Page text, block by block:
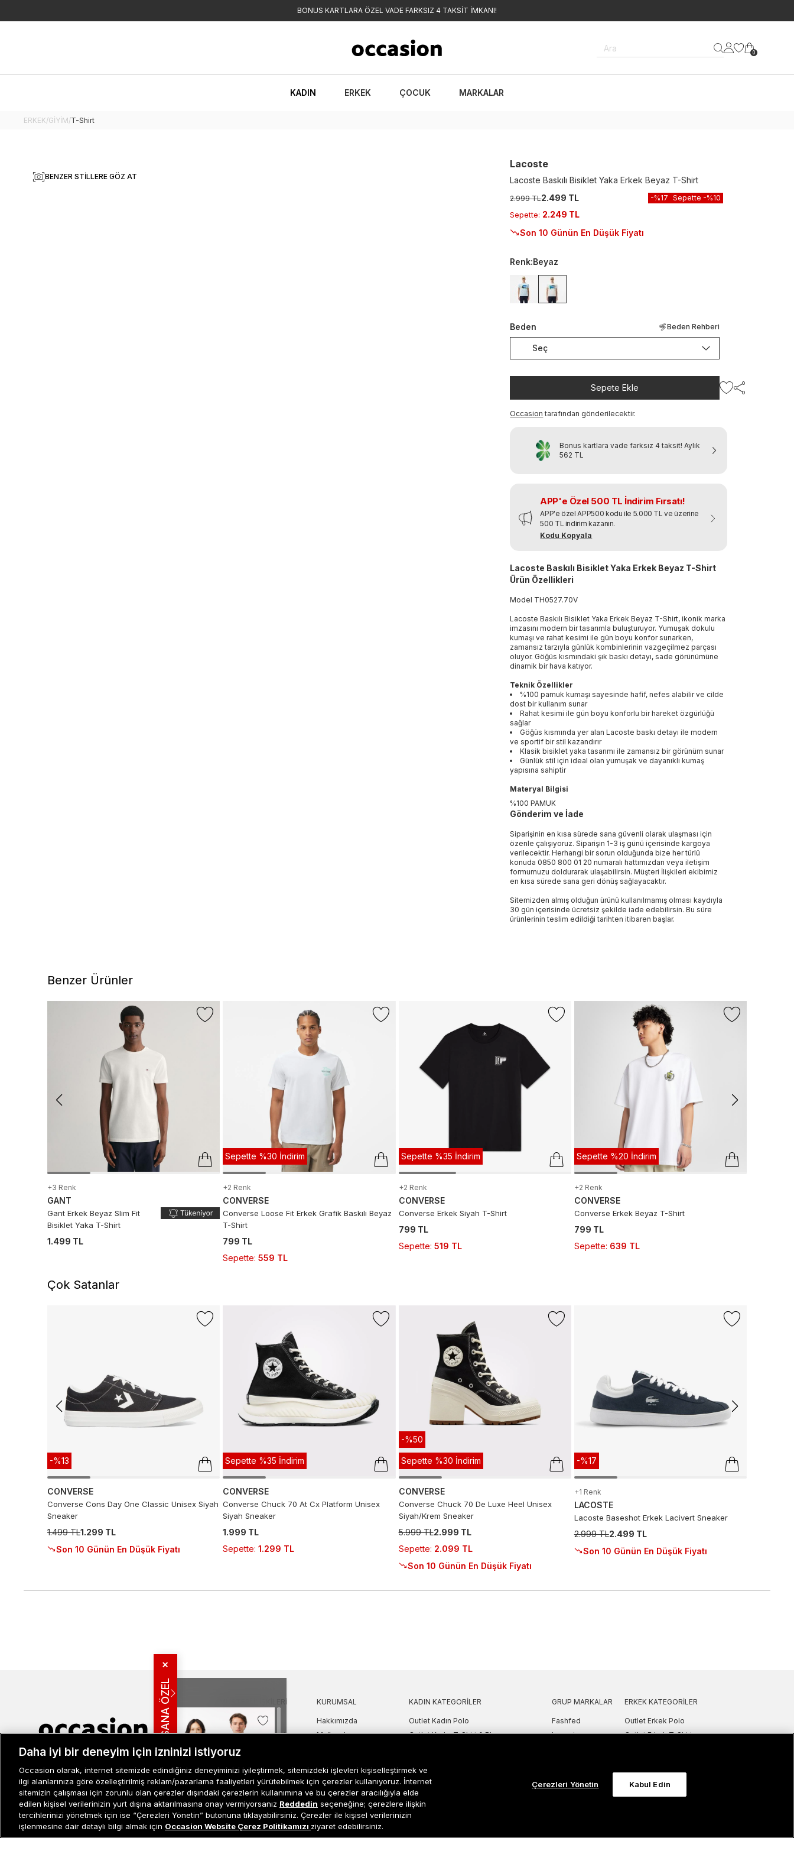
BONUS KARTLARA ÖZEL VADE FARKSIZ 4 TAKSİT İMKANI!
Ara 0
KADIN ERKEK ÇOCUK MARKALAR
ERKEK/GİYİM/T-Shirt
BENZER STILLERE GÖZ AT
Lacoste
Lacoste Baskılı Bisiklet Yaka Erkek Beyaz T-Shirt
2.999 TL2.499 TL -%17 Sepette -%10
Sepette: 2.249 TL
Son 10 Günün En Düşük Fiyatı
Renk:Beyaz
Beden Beden Rehberi
Seç
Sepete Ekle
Occasion tarafından gönderilecektir.
Bonus kartlara vade farksız 4 taksit! Aylık
562 TL
APP'e Özel 500 TL İndirim Fırsatı!
APP'e özel APP500 kodu ile 5.000 TL ve üzerine
500 TL indirim kazanın.
Kodu Kopyala
Lacoste Baskılı Bisiklet Yaka Erkek Beyaz T-Shirt
Ürün Özellikleri
Model TH0527.70V
Lacoste Baskılı Bisiklet Yaka Erkek Beyaz T-Shirt, ikonik marka
imzasını modern bir tasarımla buluşturuyor. Yumuşak dokulu
kumaşı ve rahat kesimi ile gün boyu konfor sunarken,
zamansız tarzıyla günlük kombinlerinin vazgeçilmez parçası
oluyor. Göğüs kısmındaki şık baskı detayı, sade görünümüne
dinamik bir hava katıyor.
Teknik Özellikler
%100 pamuk kumaşı sayesinde hafif, nefes alabilir ve cilde
dost bir kullanım sunar
Rahat kesimi ile gün boyu konforlu bir hareket özgürlüğü
sağlar
Göğüs kısmında yer alan Lacoste baskı detayı ile modern
ve sportif bir stil kazandırır
Klasik bisiklet yaka tasarımı ile zamansız bir görünüm sunar
Günlük stil için ideal olan yumuşak ve dayanıklı kumaş
yapısına sahiptir
Materyal Bilgisi
%100 PAMUK
Gönderim ve İade
Siparişinin en kısa sürede sana güvenli olarak ulaşması için
özenle çalışıyoruz. Siparişin 1-3 iş günü içerisinde kargoya
verilecektir. Herhangi bir sorun olduğunda bize her türlü
konuda 0850 800 01 20 numaralı hattımızdan veya iletişim
formumuzu doldurarak ulaşabilirsin. Müşteri İlişkileri ekibimiz
en kısa sürede sana geri dönüş sağlayacaktır.
Sitemizden almış olduğun ürünü kullanılmamış olması kaydıyla
30 gün içerisinde ücretsiz şekilde iade edebilirsin. Bu süre
ürünlerinin teslim edildiği tarihten itibaren başlar.
Benzer Ürünler
+3 Renk
GANT
Gant Erkek Beyaz Slim Fit
Bisiklet Yaka T-Shirt
1.499 TL
Sepette %30 İndirim
+2 Renk
CONVERSE
Converse Loose Fit Erkek Grafik Baskılı Beyaz
T-Shirt
799 TL
Sepette: 559 TL
Sepette %35 İndirim
+2 Renk
CONVERSE
Converse Erkek Siyah T-Shirt
799 TL
Sepette: 519 TL
Sepette %20 İndirim
+2 Renk
CONVERSE
Converse Erkek Beyaz T-Shirt
799 TL
Sepette: 639 TL
Çok Satanlar
-%13
CONVERSE
Converse Cons Day One Classic Unisex Siyah
Sneaker
1.499 TL1.299 TL
Son 10 Günün En Düşük Fiyatı
Sepette %35 İndirim
CONVERSE
Converse Chuck 70 At Cx Platform Unisex
Siyah Sneaker
1.999 TL
Sepette: 1.299 TL
-%50
Sepette %30 İndirim
CONVERSE
Converse Chuck 70 De Luxe Heel Unisex
Siyah/Krem Sneaker
5.999 TL2.999 TL
Sepette: 2.099 TL
Son 10 Günün En Düşük Fiyatı
-%17
+1 Renk
LACOSTE
Lacoste Baseshot Erkek Lacivert Sneaker
2.999 TL2.499 TL
Son 10 Günün En Düşük Fiyatı
Müşteri İlişkileri0 850 800 01 20
MÜŞTERI İLIŞKILERI
Bize Ulaşın
Sıkça Sorulan Sorular
İade ve İptal Politikası
Kullanım Şartları
Aydınlatma Metni
Site Haritası
Misafir Üye Sipariş Takip
KURUMSAL
Hakkımızda
Mağazalarımız
Çerez Ayarları
KADIN KATEGORILER
Outlet Kadın Polo
Outlet Kadın T-Shirt & Bluz
Outlet Kadın Elbise
Outlet Kadın Yelek
Outlet Kadın Mont & Ceket
Outlet Kadın Spor Ayakkabı & Sneaker
GRUP MARKALAR
Fashfed
Lacoste
ERKEK KATEGORILER
Outlet Erkek Polo
Outlet Erkek T-Shirt
Daha iyi bir deneyim için izninizi istiyoruz
Occasion olarak, internet sitemizde edindiğiniz deneyiminizi iyileştirmek, sitemizdeki işlevleri kişiselleştirmek ve
ilgi alanlarınıza göre özelleştirilmiş reklam/pazarlama faaliyetleri yürütebilmek için çerezler kullanıyoruz. İnternet
sitemizin çalışması için zorunlu olan çerezler dışındaki çerezlerin kullanımına ve bu çerezler aracılığıyla elde
edilen kişisel verilerinizin yurt dışına aktarılmasına onay vermiyorsanız Reddedin seçeneğine; çerezlere ilişkin
tercihlerinizi yönetmek için ise “Çerezleri Yönetin” butonuna tıklayabilirsiniz. Çerezler ile kişisel verilerinizin
işlenmesine dair detaylı bilgi almak için Occasion Website Çerez Politikamızı ziyaret edebilirsiniz.
Çerezleri Yönetin Kabul Edin
SANA ÖZEL
✕
-%33
Unisex